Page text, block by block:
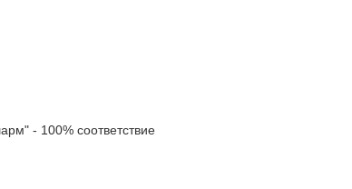
- 100% соответствие